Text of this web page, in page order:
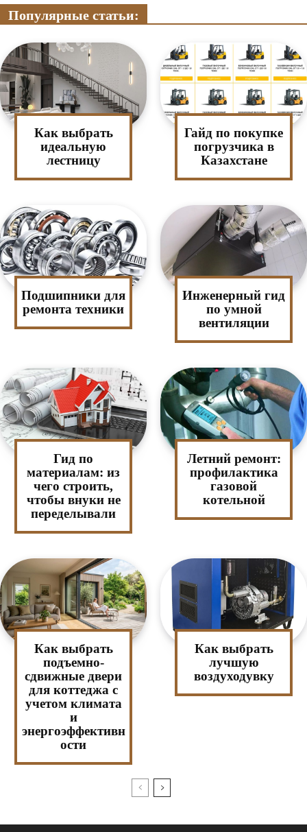
Популярные статьи:
Как выбрать
идеальную
лестницу
Гайд по покупке
погрузчика в
Казахстане
Подшипники для
ремонта техники
Инженерный гид
по умной
вентиляции
Гид по
материалам: из
чего строить,
чтобы внуки не
переделывали
Летний ремонт:
профилактика
газовой
котельной
Как выбрать
подъемно-
сдвижные двери
для коттеджа с
учетом климата
и
энергоэффективн
ости
Как выбрать
лучшую
воздуходувку